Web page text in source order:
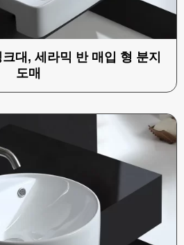
대, 세라믹 반 매입 형 분지
도매